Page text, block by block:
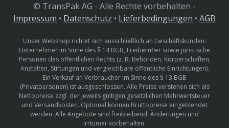
© TransPak AG - Alle Rechte vorbehalten -
Impressum • Datenschutz • Lieferbedingungen • AGB
Unser Webshop richtet sich ausschließlich an Geschäftskunden:
Unternehmer im Sinne des § 14 BGB, Freiberufler sowie juristische
Personen des öffentlichen Rechts (z. B. Behörden, Körperschaften,
Anstalten, Stiftungen und vergleichbare öffentliche Einrichtungen).
Ein Verkauf an Verbraucher im Sinne des § 13 BGB
(Privatpersonen) ist ausgeschlossen. Alle Preise verstehen sich als
Nettopreise zzgl. der jeweils gültigen gesetzlichen Mehrwertsteuer
und Versandkosten. Optional können Bruttopreise eingeblendet
werden. Alle Angebote sind freibleibend. Änderungen und
Irrtümer vorbehalten.